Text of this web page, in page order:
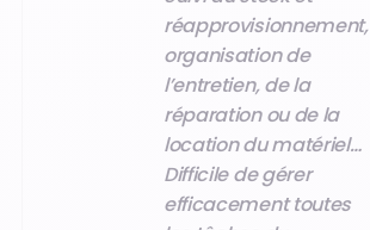
réapprovisionnement,
organisation de
l’entretien, de la
réparation ou de la
location du matériel…
Difficile de gérer
efficacement toutes